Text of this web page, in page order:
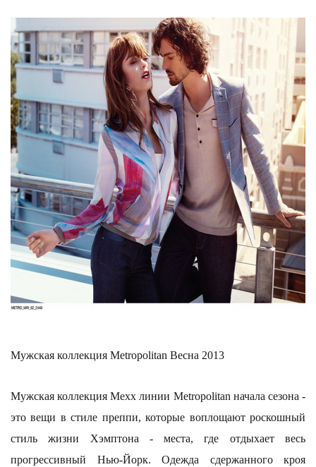
Мужская коллекция Metropolitan Весна 2013
Мужская коллекция Mexx линии Metropolitan начала сезона -
это вещи в стиле преппи, которые воплощают роскошный
стиль жизни Хэмптона - места, где отдыхает весь
прогрессивный Нью-Йорк. Одежда сдержанного кроя